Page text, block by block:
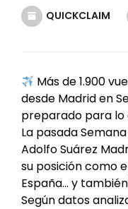
QUICKCLAIM
Más de 1.900
desde Madrid en
preparado para lo
La pasada
Adolfo Suárez
su posición como
España… y
Según datos